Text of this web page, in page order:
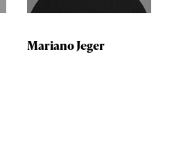
Mariano Jeger